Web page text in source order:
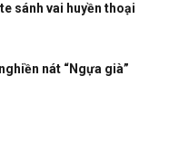
sánh vai huyền thoại
nát “Ngựa già”